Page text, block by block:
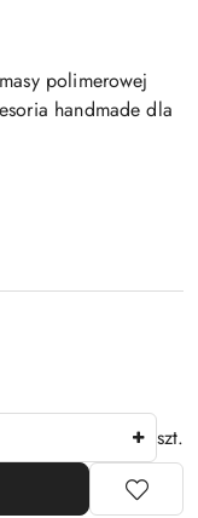
polimerowej
handmade dla
szt.